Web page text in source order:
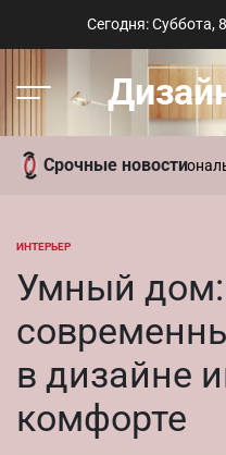
Сегодня: Суббота,
Меню
Срочные новости
функциональность
ОПУБЛИКОВАНО
ИНТЕРЬЕР
Умный дом:
в дизайне
комфорте